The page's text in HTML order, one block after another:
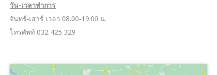
วัน-เวลาทำการ
จันทร์-เสาร์ เวลา 08.00-19.00 น.
โทรศัพท์ 032 425 329